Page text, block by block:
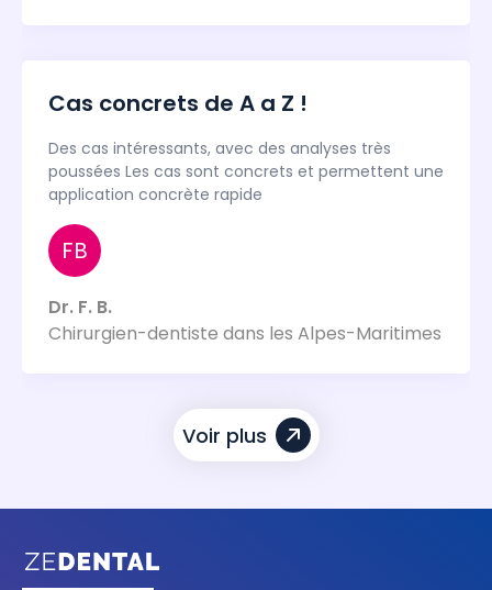
Cas concrets de A a Z !
Des cas intéressants, avec des analyses très
poussées Les cas sont concrets et permettent une
application concrète rapide
FB
Dr. F. B.
Chirurgien-dentiste dans les Alpes-Maritimes
Voir plus